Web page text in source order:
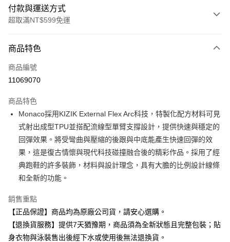
付款與運送方式
超取滿NT$599免運
信用卡一次付款
超商取貨付款
運送方式
全家取貨付款
每筆NT$80，滿NT$599(含以上)免運費
付款後全家取貨
每筆NT$80，滿NT$599(含以上)免運費
7-11取貨付款
每筆NT$80，滿NT$599(含以上)免運費
付款後7-11取貨
商品特色
商品編號
11069070
商品特色
Monaco採用KIZIK External Flex Arc科技，特製化配方材料可見
式射出成型TPU並搭配流線型單臂支撐設計，提供快速與穩定的
回彈效果。將受彎曲與壓縮的後跟與中底能產生快速回彈的效
果，這是復古情懷與現代科技碰撞融合後的精彩作品。採用了經
典跑鞋的許多裝飾，材料與設計理念，具有大膽的比例設計線條
和全新的功能。
銷售重點
【正品保證】商品均為原廠公司貨，請安心選購。
【退換貨服務】提供7天猶豫期，商品須為全新狀態且完整包裝；貼
身衣物與泳裝售出後經下水或使用後無法退換貨。